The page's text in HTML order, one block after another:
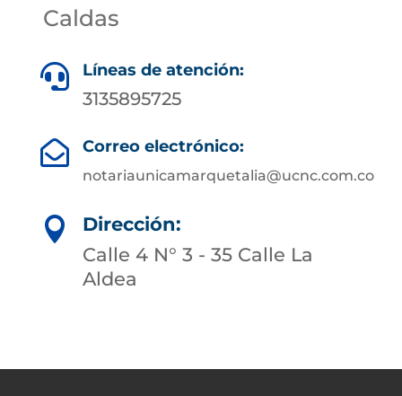
Caldas
 Líneas de atención:
3135895725
 Correo electrónico:
notariaunicamarquetalia@ucnc.com.co

Dirección:
Calle 4 N° 3 - 35 Calle La
Aldea